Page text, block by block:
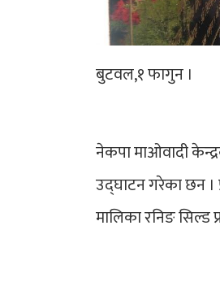
बुटवल,१ फागुन ।
नेकपा माओवादी
उद्घाटन गरेका छन ।
मालिका रनिङ सिल्ड